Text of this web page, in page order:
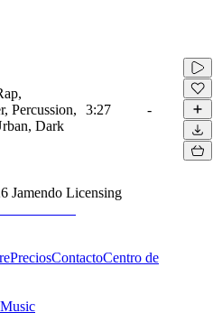
Percussion,
Dark
3:27 -
Jamendo Licensing
PreciosContactoCentro de